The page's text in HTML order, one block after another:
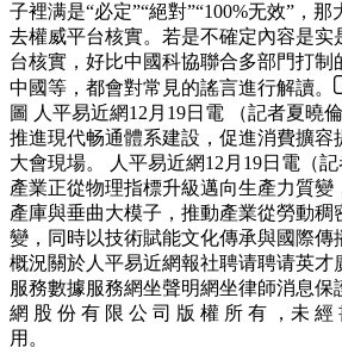
子裡满是“必定”“絕對”“100%无效”，那
去權威平台核實。若是不確定內容是实
台核實，好比中國科協聯合多部門打制
中國等，都會對常見的謠言進行解讀。
圖 人平易近網12月19日電 （記者夏曉
推進現代畅通體系建設，促進消費擴
大會現場。 人平易近網12月19日電（
產業正從物理指標升級邁向生產力質變
產庫與垂曲大模子，推動產業從勞動稠
變，同時以技術賦能文化傳承與國際
概況關於人平易近網報社聘请聘请英才
服務數據服務網坐聲明網坐律師消息保
網 股 份 有 限 公 司 版 權 所 有 ，未 經
用。